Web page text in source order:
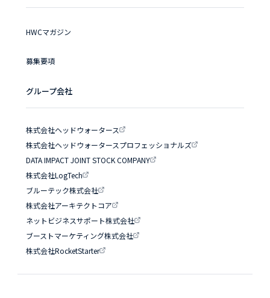
HWCマガジン
募集要項
グループ会社
株式会社ヘッドウォータース
株式会社ヘッドウォータースプロフェッショナルズ
DATA IMPACT JOINT STOCK COMPANY
株式会社LogTech
ブルーテック株式会社
株式会社アーキテクトコア
ネットビジネスサポート株式会社
ブーストマーケティング株式会社
株式会社RocketStarter